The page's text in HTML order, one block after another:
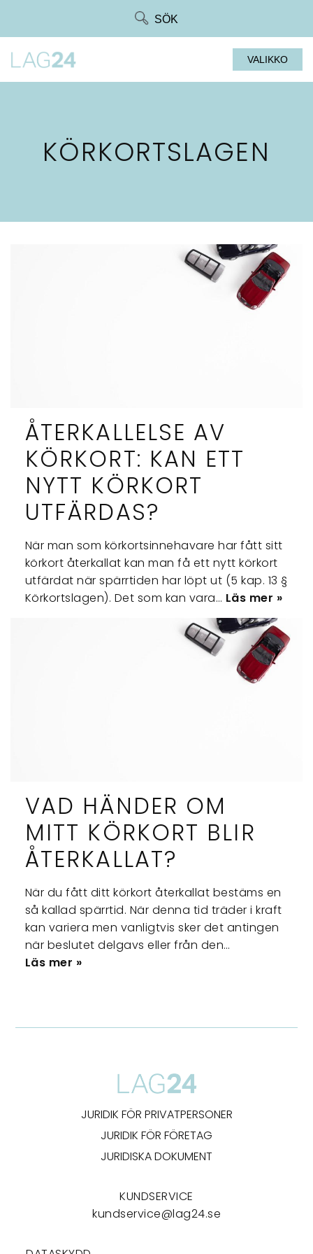
SÖK
VALIKKO
KÖRKORTSLAGEN
ÅTERKALLELSE AV
KÖRKORT: KAN ETT
NYTT KÖRKORT
UTFÄRDAS?
När man som körkortsinnehavare har fått sitt
körkort återkallat kan man få ett nytt körkort
utfärdat när spärrtiden har löpt ut (5 kap. 13 §
Körkortslagen). Det som kan vara… Läs mer »
VAD HÄNDER OM
MITT KÖRKORT BLIR
ÅTERKALLAT?
När du fått ditt körkort återkallat bestäms en
så kallad spärrtid. När denna tid träder i kraft
kan variera men vanligtvis sker det antingen
när beslutet delgavs eller från den…
Läs mer »
JURIDIK FÖR PRIVATPERSONER
JURIDIK FÖR FÖRETAG
JURIDISKA DOKUMENT
KUNDSERVICE
kundservice@lag24.se